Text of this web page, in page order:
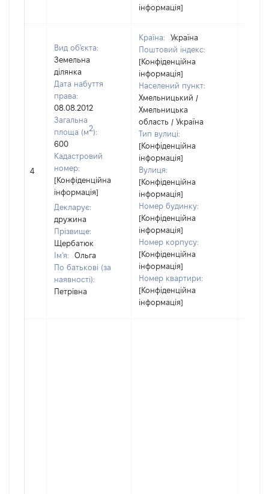
інформація]
4
Вид об'єкта:
Земельна
ділянка
Дата набуття
права:
08.08.2012
Загальна
площа (м2):
600
Кадастровий
номер:
[Конфіденційна
інформація]
Декларує:
дружина
Прізвище:
Щербатюк
Ім'я:
Ольга
По батькові (за
наявності):
Петрівна
Країна:
Україна
Поштовий індекс:
[Конфіденційна
інформація]
Населений пункт:
Хмельницький /
Хмельницька
область / Україна
Тип вулиці:
[Конфіденційна
інформація]
Вулиця:
[Конфіденційна
інформація]
Номер будинку:
[Конфіденційна
інформація]
Номер корпусу:
[Конфіденційна
інформація]
Номер квартири:
[Конфіденційна
інформація]